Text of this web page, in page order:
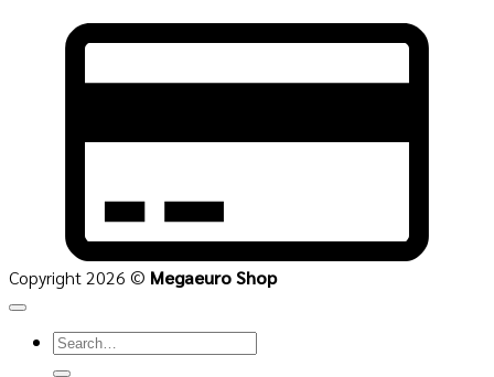
Copyright 2026 © Megaeuro Shop
Search